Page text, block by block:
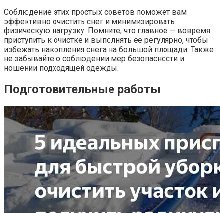
Соблюдение этих простых советов поможет вам
эффективно очистить снег и минимизировать
физическую нагрузку. Помните, что главное — вовремя
приступить к очистке и выполнять ее регулярно, чтобы
избежать накопления снега на большой площади. Также
не забывайте о соблюдении мер безопасности и
ношении подходящей одежды.
Подготовительные работы